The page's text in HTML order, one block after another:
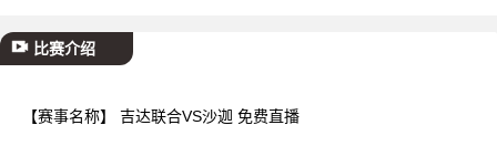
比赛介绍
【赛事名称】 吉达联合VS沙迦 免费直播